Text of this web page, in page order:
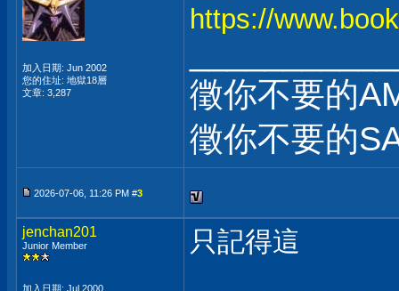
加入日期: Jun 2002
您的住址: 地獄18層
文章: 3,287
https://
徵你不要的
徵你不要的
2026-07-06, 11:26 PM #3
jenchan201
Junior Member
加入日期: Jul 2000
只記得這